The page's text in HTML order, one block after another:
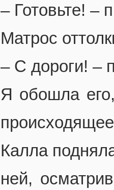
– Готовьте! –
Матрос
– С дороги! –
Я обошла
Калла
ней,